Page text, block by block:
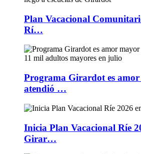
Plan Vacacional
Rí…
Programa Girardot es
atendió …
Inicia Plan Vacacional Ríe
Girar…